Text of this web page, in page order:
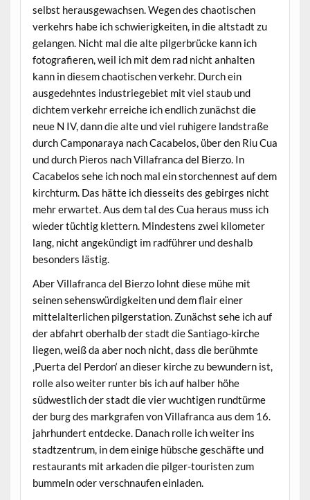
selbst herausgewachsen. Wegen des chaotischen
verkehrs habe ich schwierigkeiten, in die altstadt zu
gelangen. Nicht mal die alte pilgerbrücke kann ich
fotografieren, weil ich mit dem rad nicht anhalten
kann in diesem chaotischen verkehr. Durch ein
ausgedehntes industriegebiet mit viel staub und
dichtem verkehr erreiche ich endlich zunächst die
neue N IV, dann die alte und viel ruhigere landstraße
durch Camponaraya nach Cacabelos, über den Riu Cua
und durch Pieros nach Villafranca del Bierzo. In
Cacabelos sehe ich noch mal ein storchennest auf dem
kirchturm. Das hätte ich diesseits des gebirges nicht
mehr erwartet. Aus dem tal des Cua heraus muss ich
wieder tüchtig klettern. Mindestens zwei kilometer
lang, nicht angekündigt im radführer und deshalb
besonders lästig.
Aber Villafranca del Bierzo lohnt diese mühe mit
seinen sehenswürdigkeiten und dem flair einer
mittelalterlichen pilgerstation. Zunächst sehe ich auf
der abfahrt oberhalb der stadt die Santiago-kirche
liegen, weiß da aber noch nicht, dass die berühmte
‚Puerta del Perdon‘ an dieser kirche zu bewundern ist,
rolle also weiter runter bis ich auf halber höhe
südwestlich der stadt die vier wuchtigen rundtürme
der burg des markgrafen von Villafranca aus dem 16.
jahrhundert entdecke. Danach rolle ich weiter ins
stadtzentrum, in dem einige hübsche geschäfte und
restaurants mit arkaden die pilger-touristen zum
bummeln oder verschnaufen einladen.